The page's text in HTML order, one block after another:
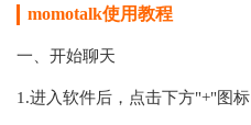
momotalk使用教程
一、开始聊天
1.进入软件后，点击下方"+"图